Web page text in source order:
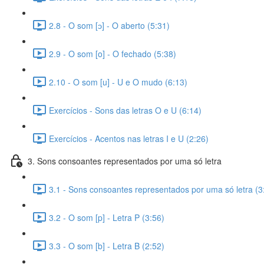
2.8 - O som [ɔ] - O aberto (5:31)
2.9 - O som [o] - O fechado (5:38)
2.10 - O som [u] - U e O mudo (6:13)
Exercícios - Sons das letras O e U (6:14)
Exercícios - Acentos nas letras I e U (2:26)
3. Sons consoantes representados por uma só letra
3.1 - Sons consoantes representados por uma só letra
3.2 - O som [p] - Letra P (3:56)
3.3 - O som [b] - Letra B (2:52)